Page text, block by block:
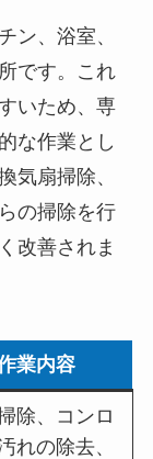
ン、浴室、
です。これ
いため、専
な作業とし
気扇掃除、
の掃除を行
改善されま
業内容
除、コンロ
れの除去、